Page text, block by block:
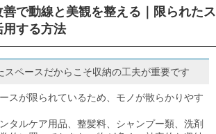
工事 清掃管理
喜びの声
で動線と美観を整える｜限られたス
する方法
スペースだからこそ収納の工夫が重要です
スが限られているため、モノが散らかりやす
タルケア用品、整髪料、シャンプー類、洗剤